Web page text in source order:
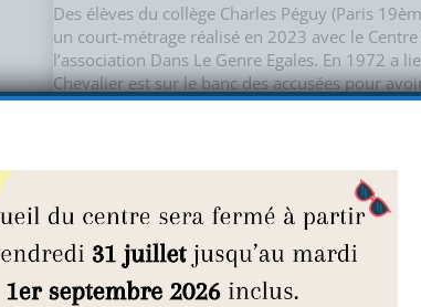
Des élèves du collège Charles Péguy (Paris
un court-métrage réalisé en 2023 avec le
l’association Dans Le Genre Egales. En 1972 a
Chevalier est sur le banc des accusées pour
P. Voilà ce qui aurait dû se passer…
Le juste milieu :